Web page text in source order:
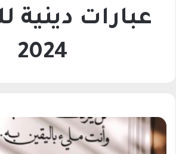
عبارات دينية
2024